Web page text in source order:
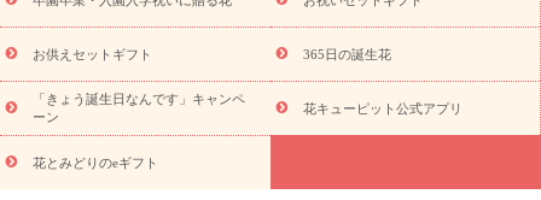
（hanamore -ハナモア-）
花とみどりのeギフト
花キューピッ
トのeGfit
カラー イエローオレンジ
の種類
バラ ユリ トルコキキョウ 予算から探す
お祝
い
お祝い・3000円～ お祝い・4000円～ お祝い・5000円～
お祝い・7000円～ お祝い・10000円～
お供え・お悔やみ
お供え・お悔やみ・
お供え・お悔やみ・10000円～
読
お供えセットギフト 365日の誕生花
「きょう誕生日なんです」キャンペ
ーン
花キューピット公式アプリ
花とみどりのeギフト